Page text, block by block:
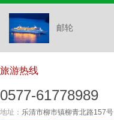
邮轮
旅游热线
0577-61778989
地址： 乐清市柳市镇柳青北路157号